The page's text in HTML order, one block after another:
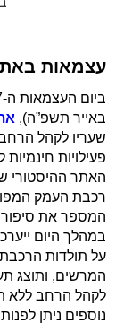
עצמאות
באייר תשפ”ה),
פעילויות
האתר ההיסטורי
רכבת העמק
המספר את
במהלך היום
על תולדות
המרשים, ותוצג
לקהל הרחב ללא
נוספים ניתן לפנות בטלפון